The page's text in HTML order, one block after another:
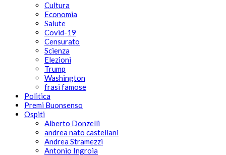
Cultura
Economia
Salute
Covid-19
Censurato
Scienza
Elezioni
Trump
Washington
frasi famose
Politica
Premi Buonsenso
Ospiti
Alberto Donzelli
andrea nato castellani
Andrea Stramezzi
Antonio Ingroia